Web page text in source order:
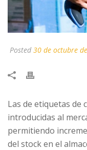
Posted 30 de octubre
Las de etiquetas de
introducidas al
permitiendo
del stock en el